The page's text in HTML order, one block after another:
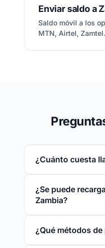
Enviar saldo a
Saldo móvil a los
MTN, Airtel, Zamtel.
¿Cuánto cuesta
¿Se puede
Zambia?
¿Qué métodos